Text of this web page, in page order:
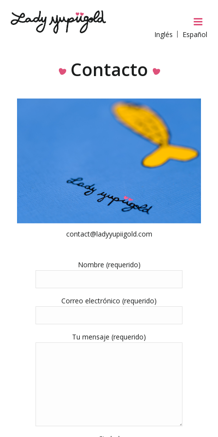
Inglés Español
Contacto
contact@ladyyupiigold.com
Nombre (requerido)
Correo electrónico (requerido)
Tu mensaje (requerido)